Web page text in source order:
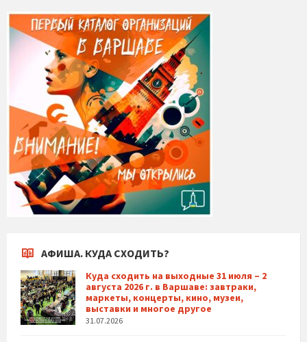
АФИША. КУДА СХОДИТЬ?
Куда сходить на выходные 31 июля – 2
августа 2026 г. в Варшаве: завтраки,
маркеты, концерты, кино, музеи,
выставки и многое другое
31.07.2026